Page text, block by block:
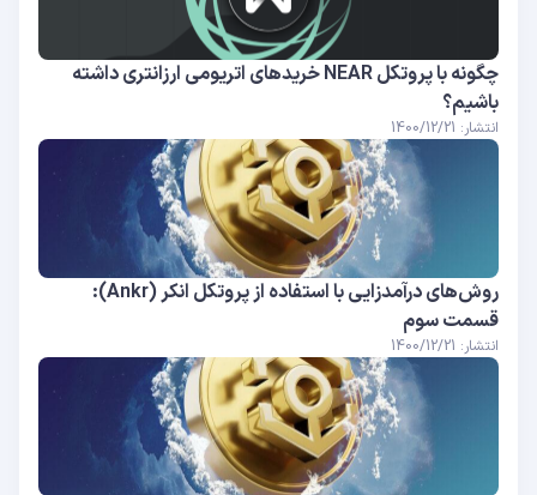
چگونه با پروتکل NEAR خریدهای اتریومی ارزانتری داشته
باشیم؟
انتشار: 1400/12/21
روش‌های درآمدزایی با استفاده از پروتکل انکر (Ankr):
قسمت سوم
انتشار: 1400/12/21